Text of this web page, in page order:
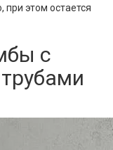
при этом остается
с